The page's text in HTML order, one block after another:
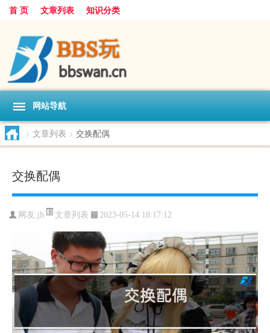
首 页 文章列表 知识分类
网站导航
> 文章列表 > 交换配偶
交换配偶
网友:jh 文章列表 2023-05-14 18:17:12